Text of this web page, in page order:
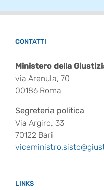
CONTATTI
Ministero della
via Arenula, 70
00186 Roma
Segreteria politica
Via Argiro, 33
70122 Bari
LINKS